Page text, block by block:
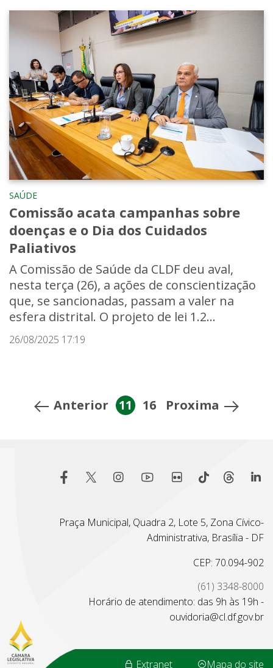
SAÚDE
Comissão acata campanhas sobre
doenças e o Dia dos Cuidados
Paliativos
A Comissão de Saúde da CLDF deu aval,
nesta terça (26), a ações de conscientização
que, se sancionadas, passam a valer na
esfera distrital. O projeto de lei 1.2...
26/08/2025 17:19
Anterior 11 16 Proxima
Praça Municipal, Quadra 2, Lote 5, Zona Cívico-
Administrativa, Brasília - DF
CEP: 70.094-902
(61) 3348-8000
Horário de atendimento: das 9h às 19h -
ouvidoria@cl.df.gov.br
Extranet Mapa do site